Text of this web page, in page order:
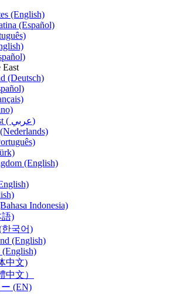
(English)
(Español)
(Deutsch)
Middle East ( عربي)
(English)
Indonesia)
語)
국어)
(English)
(English)
中文)
中文）
(EN)